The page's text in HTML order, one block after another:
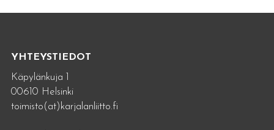
YHTEYSTIEDOT
Käpylänkuja 1
00610 Helsinki
toimisto(at)karjalanliitto.fi